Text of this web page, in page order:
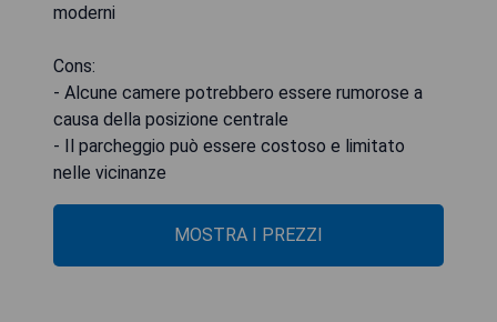
moderni
Cons:
- Alcune camere potrebbero essere rumorose a
causa della posizione centrale
- Il parcheggio può essere costoso e limitato
nelle vicinanze
MOSTRA I PREZZI